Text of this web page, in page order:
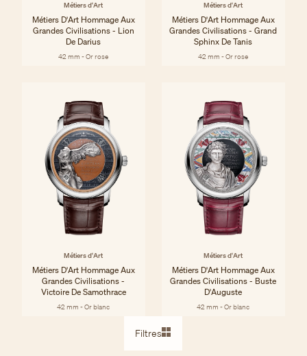
Filtres
Métiers d'Art
Métiers D'Art Hommage Aux
Grandes Civilisations - Lion
De Darius
42 mm - Or rose
Métiers d'Art
Métiers D'Art Hommage Aux
Grandes Civilisations - Grand
Sphinx De Tanis
42 mm - Or rose
Métiers d'Art
Métiers D'Art Hommage Aux
Grandes Civilisations -
Victoire De Samothrace
42 mm - Or blanc
Métiers d'Art
Métiers D'Art Hommage Aux
Grandes Civilisations - Buste
D'Auguste
42 mm - Or blanc